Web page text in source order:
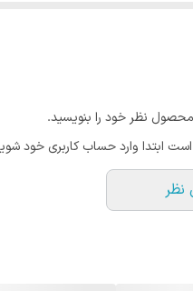
نظر خود را بنویسید.
است ابتدا وارد حساب کاربری خود
نظر